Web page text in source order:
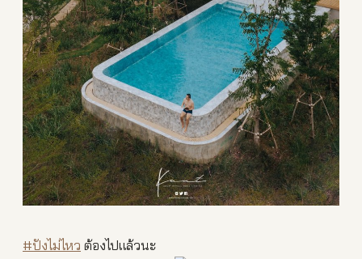
#ปังไม่ไหว ต้องไปแล้วนะ